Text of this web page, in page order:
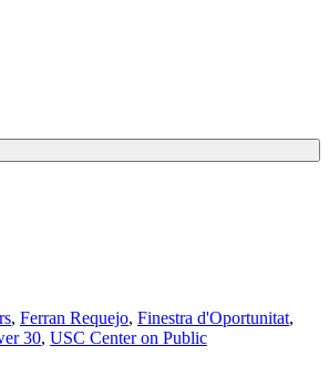
, Ferran Requejo, Finestra d'Oportunitat,
30, USC Center on Public